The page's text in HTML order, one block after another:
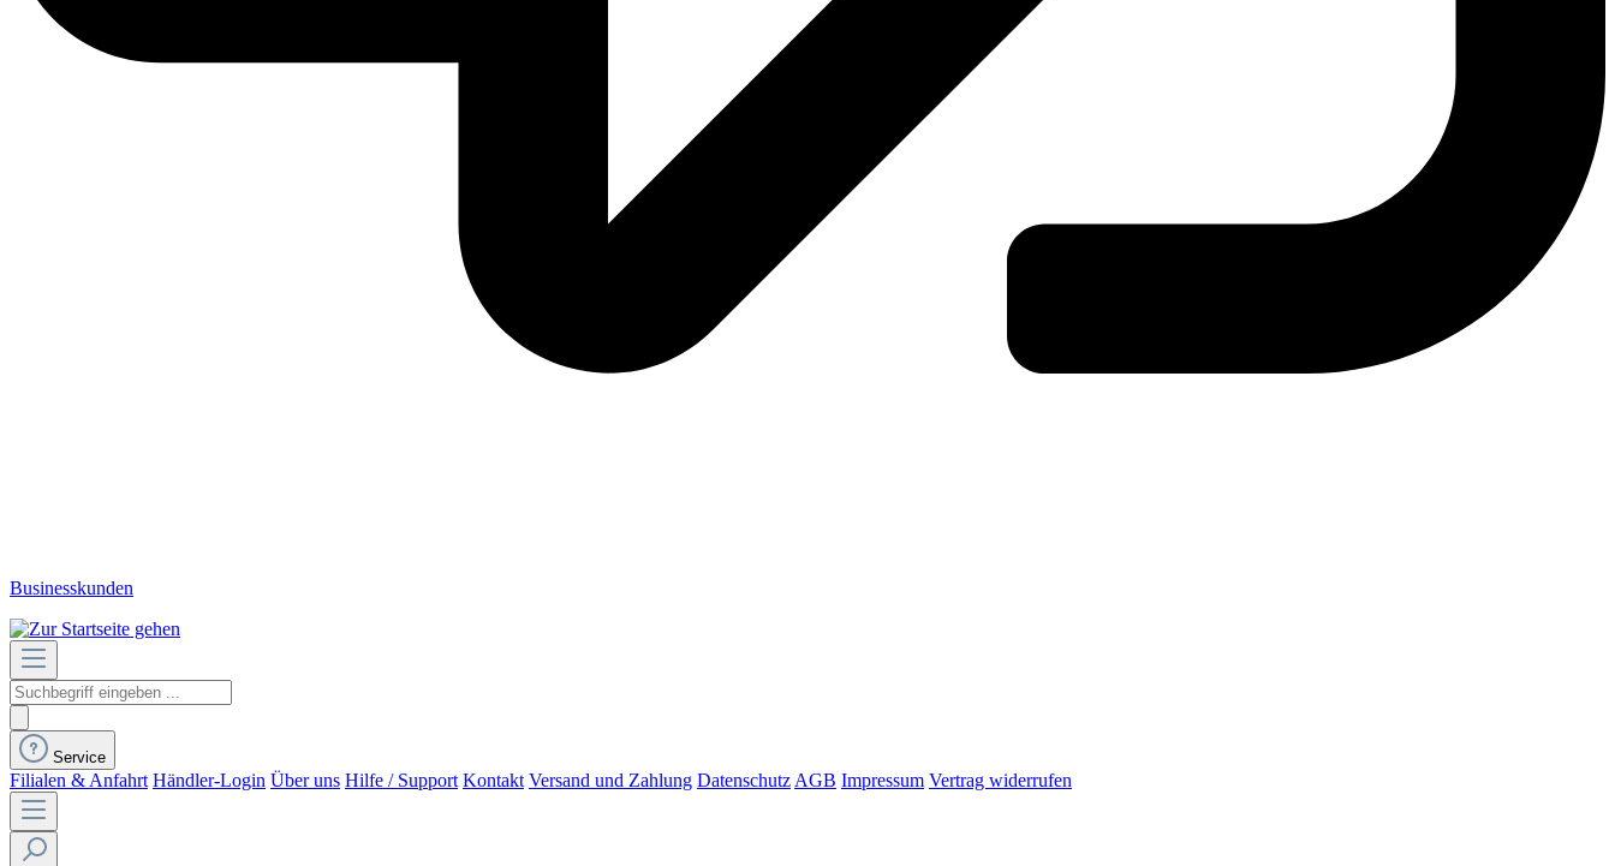
Businesskunden
Service
Filialen & Anfahrt Händler-Login Über uns Hilfe / Support Kontakt Versand und Zahlung DatenschutzAGB Impressum Vertrag widerrufen